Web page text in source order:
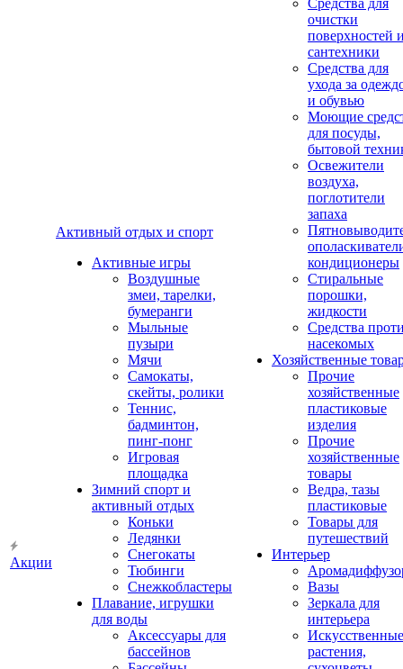
Акции
Активный отдых и спорт
Активные игры
Воздушные
змеи, тарелки,
бумеранги
Мыльные
пузыри
Мячи
Самокаты,
скейты, ролики
Теннис,
бадминтон,
пинг-понг
Игровая
площадка
Зимний спорт и
активный отдых
Коньки
Ледянки
Снегокаты
Тюбинги
Снежкобластеры
Плавание, игрушки
для воды
Аксессуары для
бассейнов
Средства для
очистки
поверхностей
сантехники
Средства для
ухода за
и обувью
Моющие
для посуды,
бытовой
Освежители
воздуха,
поглотители
запаха
кондиционеры
Стиральные
порошки,
жидкости
Средства
насекомых
Хозяйственные
Прочие
хозяйственные
пластиковые
изделия
Прочие
хозяйственные
товары
Ведра, тазы
пластиковые
Товары для
путешествий
Интерьер
Вазы
Зеркала для
интерьера
Искусственные
растения,